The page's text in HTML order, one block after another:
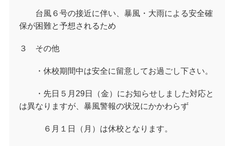
台風６号の接近に伴い、暴風・大雨による安全確
保が困難と予想されるため
３ その他
・休校期間中は安全に留意してお過ごし下さい。
・先日５月29日（金）にお知らせしました対応と
は異なりますが、暴風警報の状況にかかわらず
６月１日（月）は休校となります。